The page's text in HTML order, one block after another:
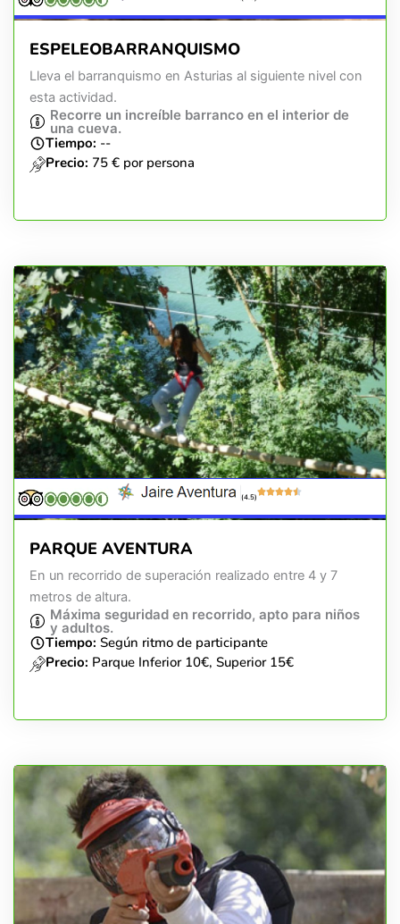
ESPELEOBARRANQUISMO
Lleva el barranquismo en Asturias al siguiente nivel con
esta actividad.
Recorre un increíble barranco en el interior de
una cueva.
Tiempo: --
Precio: 75 € por persona
(4.5)
PARQUE AVENTURA
En un recorrido de superación realizado entre 4 y 7
metros de altura.
Máxima seguridad en recorrido, apto para niños
y adultos.
Tiempo: Según ritmo de participante
Precio: Parque Inferior 10€, Superior 15€